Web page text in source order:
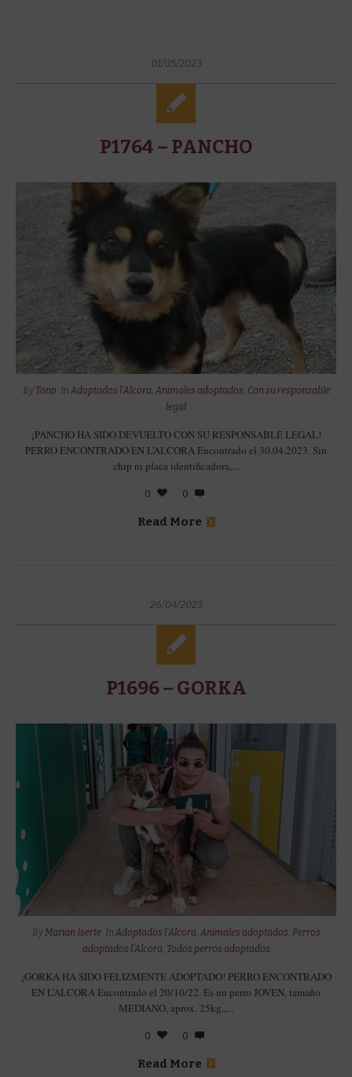
01/05/2023
P1764 – PANCHO
By Tono In Adoptados l'Alcora, Animales adoptados, Con su responsable
legal
¡PANCHO HA SIDO DEVUELTO CON SU RESPONSABLE LEGAL!
PERRO ENCONTRADO EN L’ALCORA Encontrado el 30.04.2023. Sin
chip ni placa identificadora,...
0 0
Read More
26/04/2023
P1696 – GORKA
By Marian Iserte In Adoptados l'Alcora Animales adoptados Perros
adoptados l'Alcora Todos perros adoptados
¡GORKA HA SIDO FELIZMENTE ADOPTADO! PERRO ENCONTRADO
EN L’ALCORA Encontrado el 20/10/22. Es un perro JOVEN, tamaño
MEDIANO, aprox. 25kg.,...
0 0
Read More